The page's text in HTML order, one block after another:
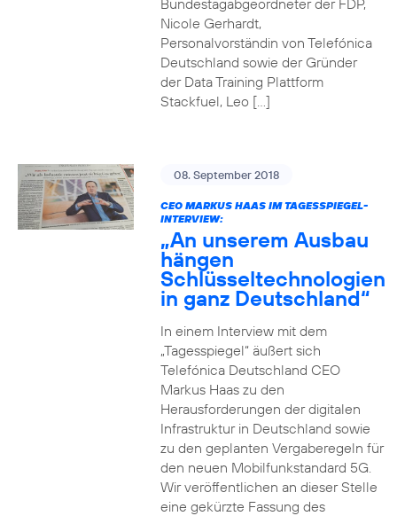
Bundestagabgeordneter der FDP,
Nicole Gerhardt,
Personalvorständin von Telefónica
Deutschland sowie der Gründer
der Data Training Plattform
Stackfuel, Leo […]
08. September 2018
CEO MARKUS HAAS IM TAGESSPIEGEL-
INTERVIEW:
„An unserem Ausbau
hängen
Schlüsseltechnologien
in ganz Deutschland“
In einem Interview mit dem
„Tagesspiegel“ äußert sich
Telefónica Deutschland CEO
Markus Haas zu den
Herausforderungen der digitalen
Infrastruktur in Deutschland sowie
zu den geplanten Vergaberegeln für
den neuen Mobilfunkstandard 5G.
Wir veröffentlichen an dieser Stelle
eine gekürzte Fassung des